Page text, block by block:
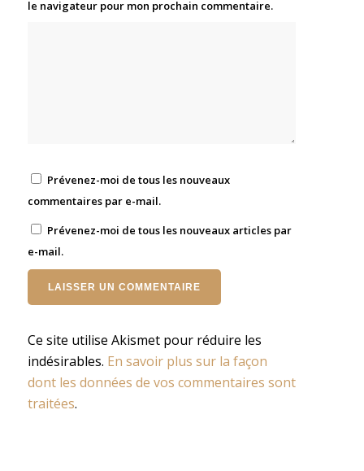
le navigateur pour mon prochain commentaire.
Prévenez-moi de tous les nouveaux
commentaires par e-mail.
Prévenez-moi de tous les nouveaux articles par
e-mail.
Ce site utilise Akismet pour réduire les
indésirables. En savoir plus sur la façon
dont les données de vos commentaires sont
traitées.